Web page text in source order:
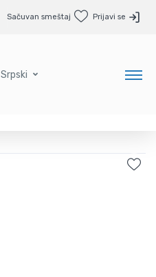
Sačuvan smeštaj Prijavi se
Srpski